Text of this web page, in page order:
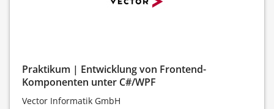
Praktikum | Entwicklung von Frontend-
Komponenten unter C#/WPF
Vector Informatik GmbH